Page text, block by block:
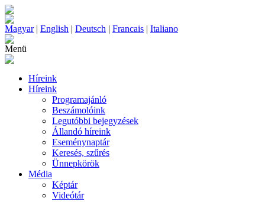
Magyar| English | Deutsch | Francais | Italiano
Menü
Híreink
Híreink
Programajánló
Beszámolóink
Legutóbbi bejegyzések
Állandó híreink
Eseménynaptár
Keresés, szűrés
Ünnepkörök
Média
Képtár
Videótár